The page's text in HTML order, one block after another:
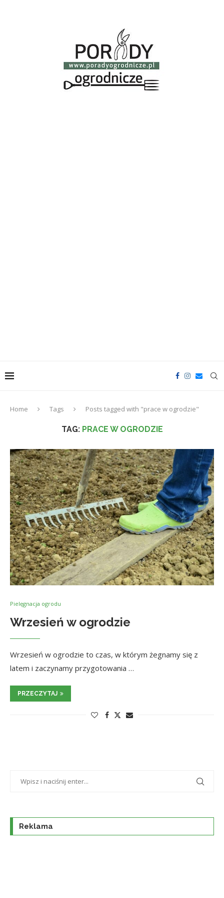
Home Tags Posts tagged with "prace w ogrodzie"
TAG: PRACE W OGRODZIE
Pielęgnacja ogrodu
Wrzesień w ogrodzie
Wrzesień w ogrodzie to czas, w którym żegnamy się z
latem i zaczynamy przygotowania …
PRZECZYTAJ
Reklama